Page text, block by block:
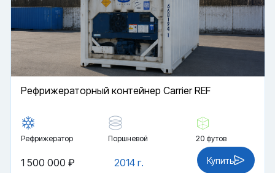
Рефрижераторный контейнер Carrier REF
Рефрижератор Поршневой 20 футов
2014 г.
1 500 000 ₽ Купить